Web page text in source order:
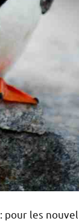
pour les